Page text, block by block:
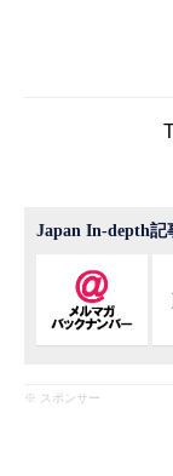
Japan In-depth記
※ スポンサー